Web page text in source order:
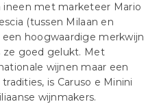
ineen met marketeer Mario
(tussen Milaan en
hoogwaardige merkwijn
ze goed gelukt. Met
wijnen maar een
is Caruso e Minini
wijnmakers.